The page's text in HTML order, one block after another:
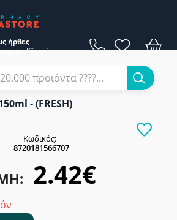
ήρθες
Κάνεή
εγγραφή
/DOVE DEO SPRAY 150ml - (FRESH)
- (FRESH)
Κωδικός:
8720181566707
2.42€